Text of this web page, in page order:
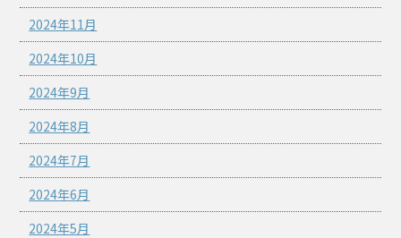
2024年11月
2024年10月
2024年9月
2024年8月
2024年7月
2024年6月
2024年5月